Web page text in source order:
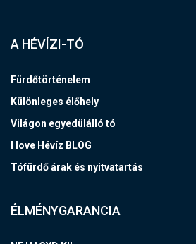
A HÉVÍZI-TÓ
Fürdőtörténelem
Különleges élőhely
Világon egyedülálló tó
I love Hévíz BLOG
Tófürdő árak és nyitvatartás
ÉLMÉNYGARANCIA